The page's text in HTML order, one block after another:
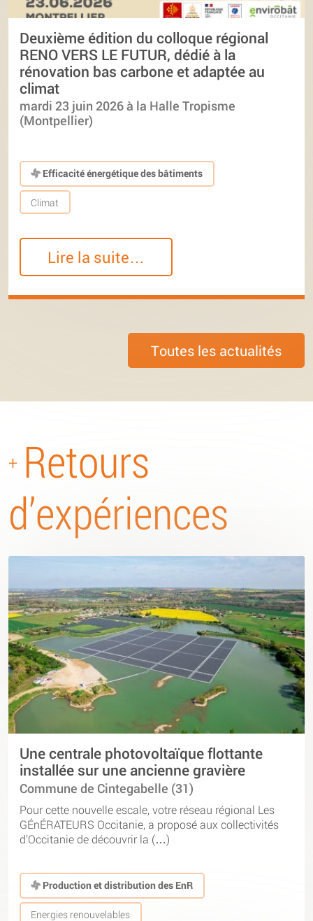
Deuxième édition du colloque régional
RENO VERS LE FUTUR, dédié à la
rénovation bas carbone et adaptée au
climat
mardi 23 juin 2026 à la Halle Tropisme
(Montpellier)
Efficacité énergétique des bâtiments
Climat
Lire la suite…
Toutes les actualités
+ Retours
d’expériences
Une centrale photovoltaïque flottante
installée sur une ancienne gravière
Commune de Cintegabelle (31)
Pour cette nouvelle escale, votre réseau régional Les
GÉnÉRATEURS Occitanie, a proposé aux collectivités
d’Occitanie de découvrir la (…)
Production et distribution des EnR
Energies renouvelables